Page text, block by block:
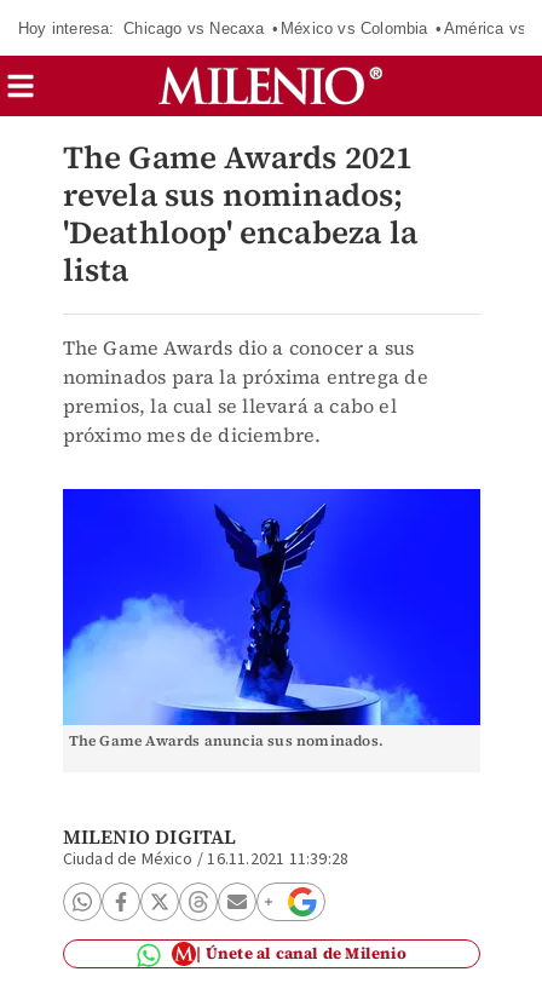
Hoy interesa: Chicago vs Necaxa México vs Colombia América vs
The Game Awards 2021
revela sus nominados;
'Deathloop' encabeza la
lista
The Game Awards dio a conocer a sus
nominados para la próxima entrega de
premios, la cual se llevará a cabo el
próximo mes de diciembre.
The Game Awards anuncia sus nominados.
MILENIO DIGITAL
Ciudad de México /16.11.2021 11:39:28
Únete al canal de Milenio